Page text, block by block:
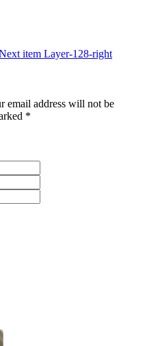
item Layer-128-right
email address will not be
*